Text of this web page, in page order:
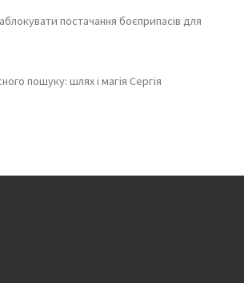
постачання боєприпасів для
пошуку: шлях і магія Сергія